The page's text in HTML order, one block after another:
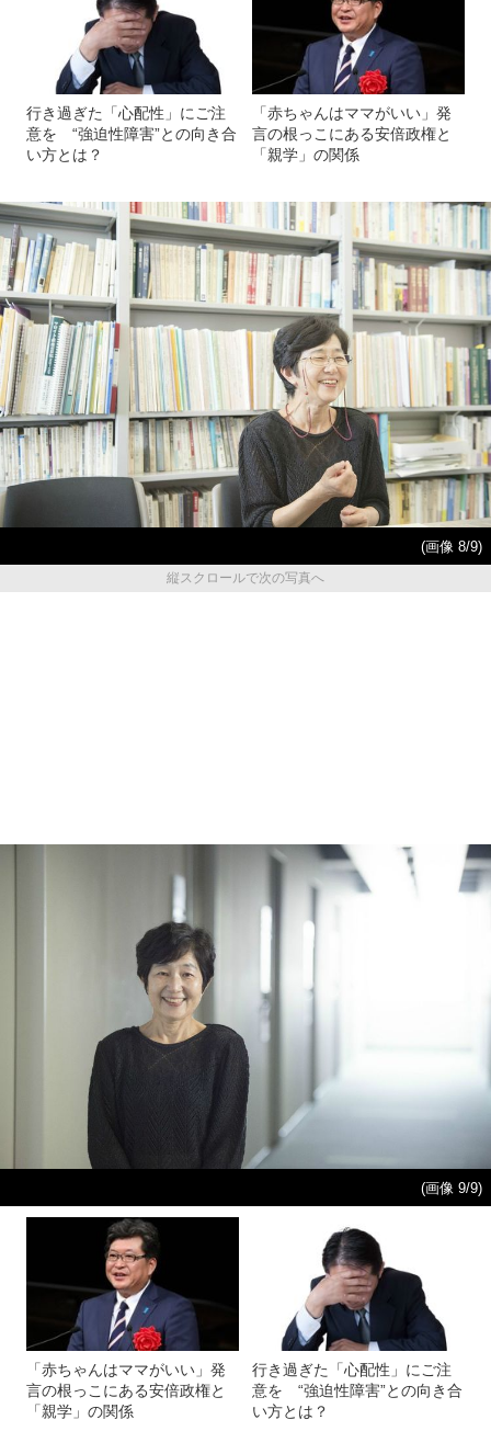
行き過ぎた「心配性」にご注
意を “強迫性障害”との向き合
い方とは？
「赤ちゃんはママがいい」発
言の根っこにある安倍政権と
「親学」の関係
(画像 8/9)
縦スクロールで次の写真へ
(画像 9/9)
「赤ちゃんはママがいい」発
言の根っこにある安倍政権と
「親学」の関係
行き過ぎた「心配性」にご注
意を “強迫性障害”との向き合
い方とは？